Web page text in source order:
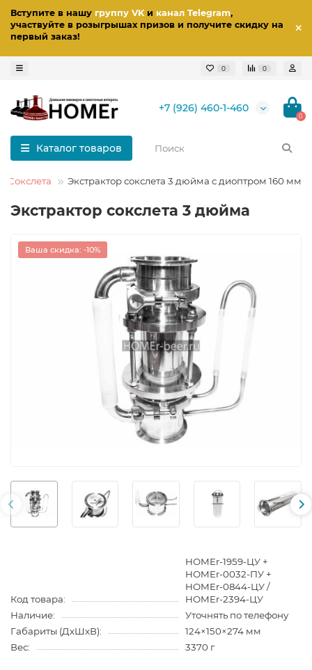
Вступите в нашу группу VKи канал Telegram,
участвуйте в розыгрышах призов и получите скидку на
первый заказ!
0 0
+7 (926) 460-1-460
0
Каталог товаров
Сокслета Экстрактор сокслета 3 дюйма с диоптром 160 мм
Экстрактор сокслета 3 дюйма
Ваша скидка: -10%
Код товара:
HOMEr-1959-ЦУ +
HOMEr-0032-ПУ +
HOMEr-0844-ЦУ /
HOMEr-2394-ЦУ
Наличие:
Уточнять по телефону
Габариты (ДхШхВ):
124×150×274 мм
Вес:
3370 г